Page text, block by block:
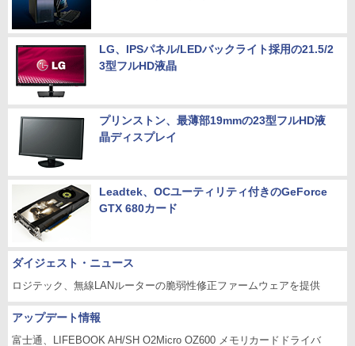
LG、IPSパネル/LEDバックライト採用の21.5/2
3型フルHD液晶
プリンストン、最薄部19mmの23型フルHD液
晶ディスプレイ
Leadtek、OCユーティリティ付きのGeForce
GTX 680カード
ダイジェスト・ニュース
ロジテック、無線LANルーターの脆弱性修正ファームウェアを提供
アップデート情報
富士通、LIFEBOOK AH/SH O2Micro OZ600 メモリカードドライバ